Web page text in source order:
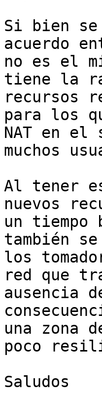
Si bien
acuerdo
no es el
tiene la
recursos
para los
NAT en el
muchos
Al tener
nuevos
un tiempo
también
los
red que
ausencia
una zona
poco
Saludos